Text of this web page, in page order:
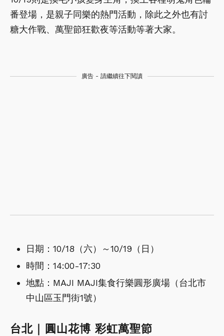
番登場，是親子同樂的熱門活動，除此之外也有討
糖大作戰、萬聖節狂歡夜等活動等著大家。
廣告 - 請繼續往下閱讀
日期：10/18（六）～10/19（日）
時間：14:00-17:30
地點：MAJI MAJI集食行樂圓形廣場（台北市
中山區玉門街1號）
台北｜圓山花博 彩虹萬聖節